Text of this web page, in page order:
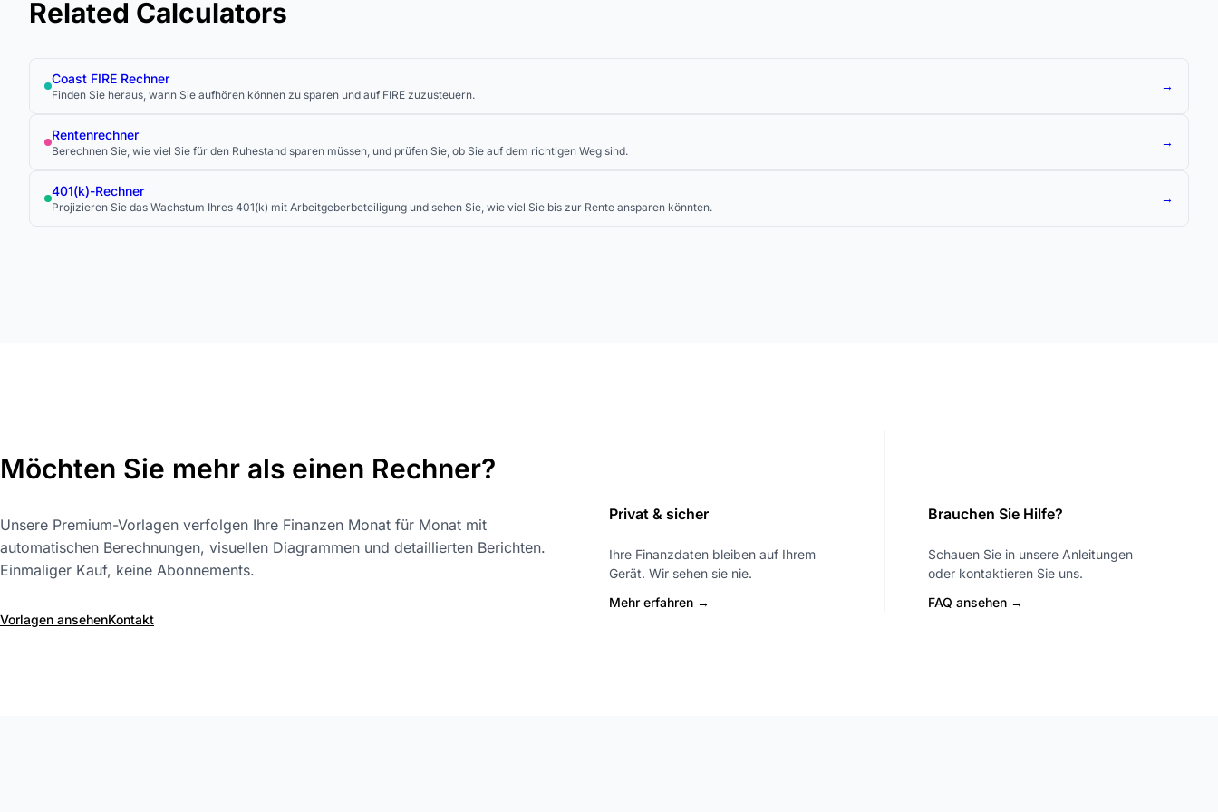
Related Calculators
Coast FIRE Rechner
Finden Sie heraus, wann Sie aufhören können zu sparen und auf FIRE zuzusteuern.
→
Rentenrechner
Berechnen Sie, wie viel Sie für den Ruhestand sparen müssen, und prüfen Sie, ob Sie auf dem richtigen Weg sind.
→
401(k)-Rechner
Projizieren Sie das Wachstum Ihres 401(k) mit Arbeitgeberbeteiligung und sehen Sie, wie viel Sie bis zur Rente ansparen könnten.
→
Möchten Sie mehr als einen Rechner?
Unsere Premium-Vorlagen verfolgen Ihre Finanzen Monat für Monat mit
automatischen Berechnungen, visuellen Diagrammen und detaillierten Berichten.
Einmaliger Kauf, keine Abonnements.
Vorlagen ansehenKontakt
Privat & sicher
Ihre Finanzdaten bleiben auf Ihrem
Gerät. Wir sehen sie nie.
Mehr erfahren →
Brauchen Sie Hilfe?
Schauen Sie in unsere Anleitungen
oder kontaktieren Sie uns.
FAQ ansehen →